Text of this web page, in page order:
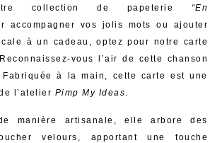
collection de papeterie
“En
accompagner vos jolis mots ou ajouter
à un cadeau, optez pour notre carte
vous l’air de cette chanson
Fabriquée à la main, cette carte est une
l’atelier Pimp My Ideas.
manière artisanale, elle arbore des
velours, apportant une touche